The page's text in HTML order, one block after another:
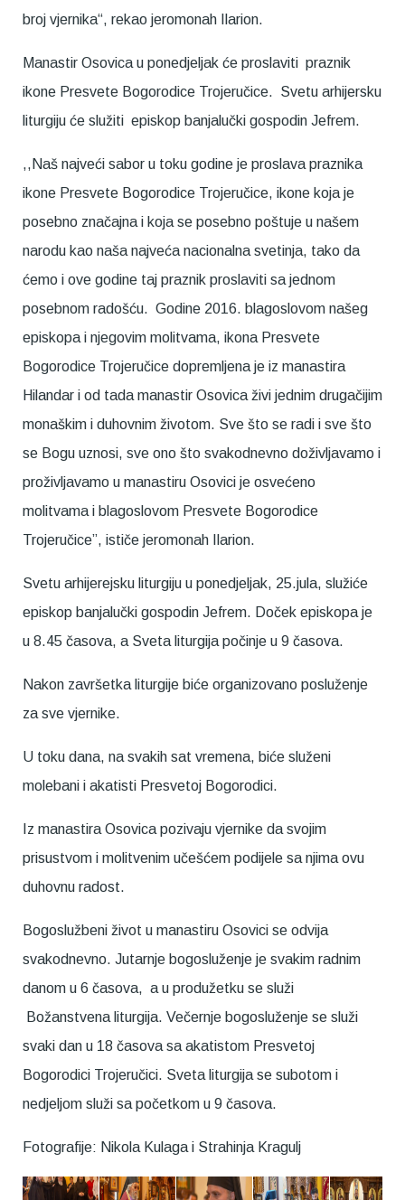
broj vjernika“, rekao jeromonah Ilarion.
Manastir Osovica u ponedjeljak će proslaviti praznik
ikone Presvete Bogorodice Trojeručice. Svetu arhijersku
liturgiju će služiti episkop banjalučki gospodin Jefrem.
,,Naš najveći sabor u toku godine je proslava praznika
ikone Presvete Bogorodice Trojeručice, ikone koja je
posebno značajna i koja se posebno poštuje u našem
narodu kao naša najveća nacionalna svetinja, tako da
ćemo i ove godine taj praznik proslaviti sa jednom
posebnom radošću. Godine 2016. blagoslovom našeg
episkopa i njegovim molitvama, ikona Presvete
Bogorodice Trojeručice dopremljena je iz manastira
Hilandar i od tada manastir Osovica živi jednim drugačijim
monaškim i duhovnim životom. Sve što se radi i sve što
se Bogu uznosi, sve ono što svakodnevno doživljavamo i
proživljavamo u manastiru Osovici je osvećeno
molitvama i blagoslovom Presvete Bogorodice
Trojeručice”, ističe jeromonah Ilarion.
Svetu arhijerejsku liturgiju u ponedjeljak, 25.jula, služiće
episkop banjalučki gospodin Jefrem. Doček episkopa je
u 8.45 časova, a Sveta liturgija počinje u 9 časova.
Nakon završetka liturgije biće organizovano posluženje
za sve vjernike.
U toku dana, na svakih sat vremena, biće služeni
molebani i akatisti Presvetoj Bogorodici.
Iz manastira Osovica pozivaju vjernike da svojim
prisustvom i molitvenim učešćem podijele sa njima ovu
duhovnu radost.
Bogoslužbeni život u manastiru Osovici se odvija
svakodnevno. Jutarnje bogosluženje je svakim radnim
danom u 6 časova, a u produžetku se služi
Božanstvena liturgija. Večernje bogosluženje se služi
svaki dan u 18 časova sa akatistom Presvetoj
Bogorodici Trojeručici. Sveta liturgija se subotom i
nedjeljom služi sa početkom u 9 časova.
Fotografije: Nikola Kulaga i Strahinja Kragulj